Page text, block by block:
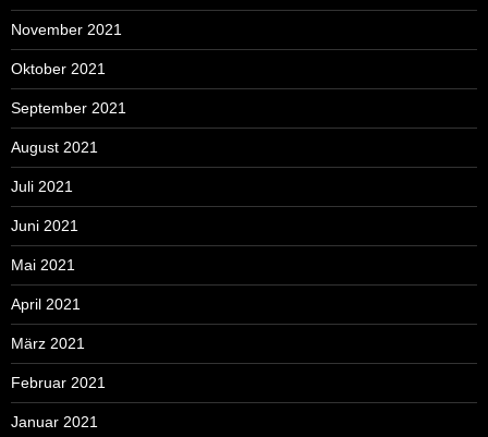
November 2021
Oktober 2021
September 2021
August 2021
Juli 2021
Juni 2021
Mai 2021
April 2021
März 2021
Februar 2021
Januar 2021